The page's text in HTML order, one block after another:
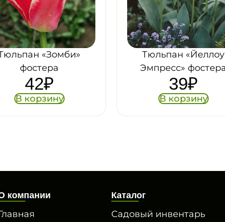
«Йеллоу
Эмпресс» фостера
39₽
В корзину
Тюльпан «Альберт
Хейн» фостера
42₽
В корзину
компании Каталог
Садовый инвентарь